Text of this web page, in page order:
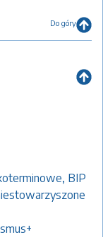
Do góry
BIP